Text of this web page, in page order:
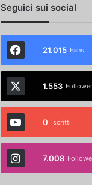
Seguici sui social
21.015 Fans
1.553
0 Iscritti
7.008